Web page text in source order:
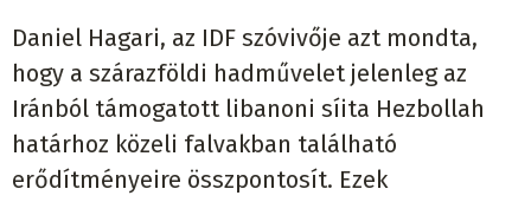
Daniel Hagari, az IDF szóvivője azt mondta,
hogy a szárazföldi hadművelet jelenleg az
Iránból támogatott libanoni síita Hezbollah
határhoz közeli falvakban található
erődítményeire összpontosít. Ezek